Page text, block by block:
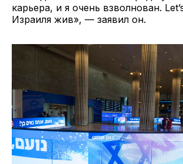
карьера, и я очень взволнован.
Израиля жив», — заявил он.